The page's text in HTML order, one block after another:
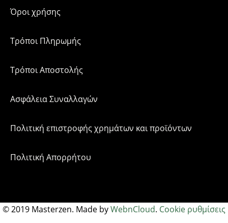
Όροι χρήσης
Τρόποι Πληρωμής
Τρόποι Αποστολής
Ασφάλεια Συναλλαγών
Πολιτική επιστροφής χρημάτων και προϊόντων
Πολιτική Απορρήτου
©2019 Masterzen. Made byWebnCloud. Cookie ρυθμίσεις